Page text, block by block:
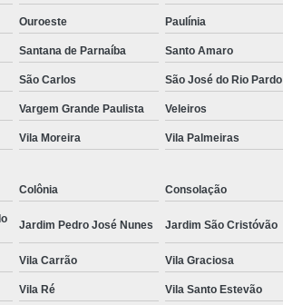
Locação de Toalha Manicure Pedicure
de Toalha para Manicure e Pedicure
de Toalha para Pedicure e Manicure
Grande São Paulo
Locação de Toalha Banho e Rosto
de Toalha de Rosto Branca
de Toalha de Rosto Grande São Paulo
Locação de Toalha de Rosto Pequena
Locação de Toalha para Rosto
Ouroeste Paulínia
Santana de Parnaíba Santo Amaro
São Carlos São José do Rio Pardo
Vargem Grande Paulista Veleiros
Vila Moreira Vila Palmeiras
Colônia Consolação
Jardim Pedro José Nunes Jardim São Cristóvão
Vila Carrão Vila Graciosa
Vila Ré
Vila Santo Estevão